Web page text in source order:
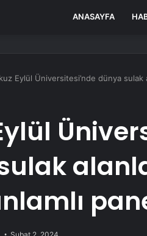
ANASAYFA
Eylül Üniversitesi’nde dünya